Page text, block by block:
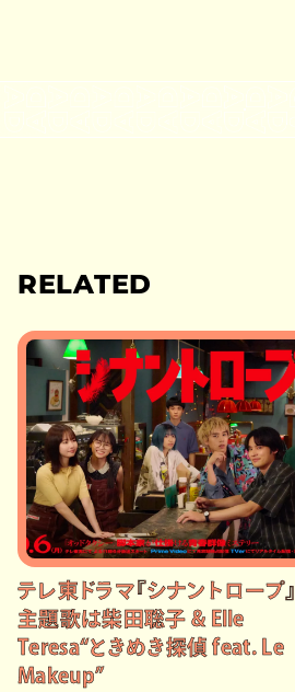
RELATED
テレ東ドラマ『シナントロープ』
主題歌は柴田聡子 & Elle
Teresa“ときめき探偵 feat. Le
Makeup”